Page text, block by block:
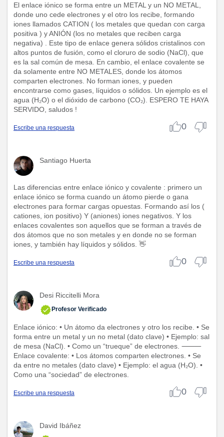
El enlace iónico se forma entre un METAL y un NO METAL,
donde uno cede electrones y el otro los recibe, formando
iones llamados CATION ( los metales que quedan con carga
positiva ) y ANIÓN (los no metales que reciben carga
negativa) . Este tipo de enlace genera sólidos cristalinos con
altos puntos de fusión, como el cloruro de sodio (NaCl), que
es la sal común de mesa. En cambio, el enlace covalente se
da solamente entre NO METALES, donde los átomos
comparten electrones. No forman iones, y pueden
encontrarse como gases, líquidos o sólidos. Un ejemplo es el
agua (H₂O) o el dióxido de carbono (CO₂). ESPERO TE HAYA
SERVIDO, saludos !
Escribe una respuesta 0
Santiago Huerta
Las diferencias entre enlace iónico y covalente : primero un
enlace iónico se forma cuando un átomo pierde o gana
electrones para formar cargas opuestas. Formando así los (
cationes, ion positivo) Y (aniones) iones negativos. Y los
enlaces covalentes son aquellos que se forman a través de
dos átomos que no son metales y en donde no se forman
iones, y también hay líquidos y sólidos. 👋
Escribe una respuesta 0
Desi Riccitelli Mora
Profesor Verificado
Enlace iónico: • Un átomo da electrones y otro los recibe. • Se
forma entre un metal y un no metal (dato clave) • Ejemplo: sal
de mesa (NaCl). • Como un “trueque” de electrones. ⸻
Enlace covalente: • Los átomos comparten electrones. • Se
da entre no metales (dato clave) • Ejemplo: el agua (H₂O). •
Como una “sociedad” de electrones.
Escribe una respuesta 0
David Ibáñez